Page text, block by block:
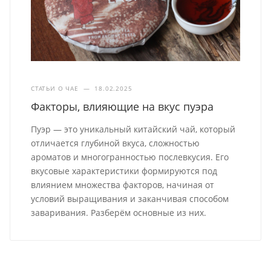
СТАТЬИ О ЧАЕ — 18.02.2025
Факторы, влияющие на вкус пуэра
Пуэр — это уникальный китайский чай, который
отличается глубиной вкуса, сложностью
ароматов и многогранностью послевкусия. Его
вкусовые характеристики формируются под
влиянием множества факторов, начиная от
условий выращивания и заканчивая способом
заваривания. Разберём основные из них.